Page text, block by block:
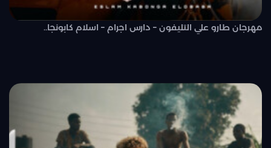
مهرجان طارو علي التليفون – دارس اجرام – اسلام كابونجا..